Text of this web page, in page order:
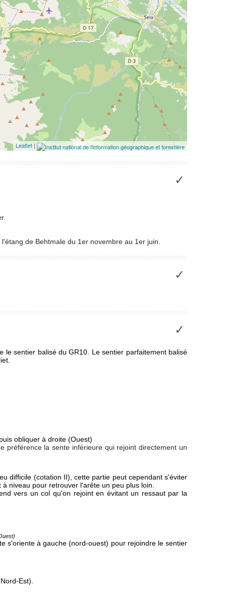
Leaflet |
✓
de Behtmale du 1er novembre au 1er juin.
✓
✓
le sentier balisé du GR10. Le sentier parfaitement balisé
obliquer à droite (Ouest)
préférence la sente inférieure qui rejoint directement un
difficile (cotation II), cette partie peut cependant s'éviter
niveau pour retrouver l'arête un peu plus loin.
vers un col qu'on rejoint en évitant un ressaut par la
s'oriente à gauche (nord-ouest) pour rejoindre le sentier
Est).